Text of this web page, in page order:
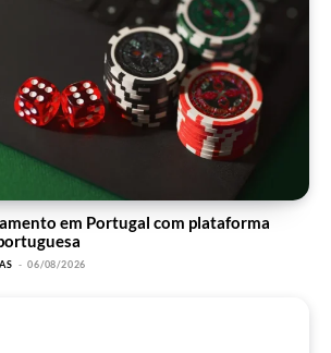
em Portugal com plataforma
- 06/08/2026